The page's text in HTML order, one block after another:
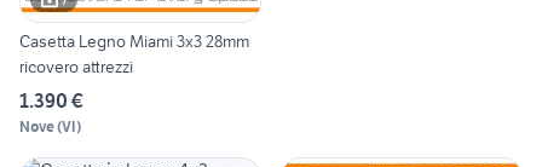
Casetta Legno Miami 3x3 28mm
ricovero attrezzi
1.390 €
Nove(VI)